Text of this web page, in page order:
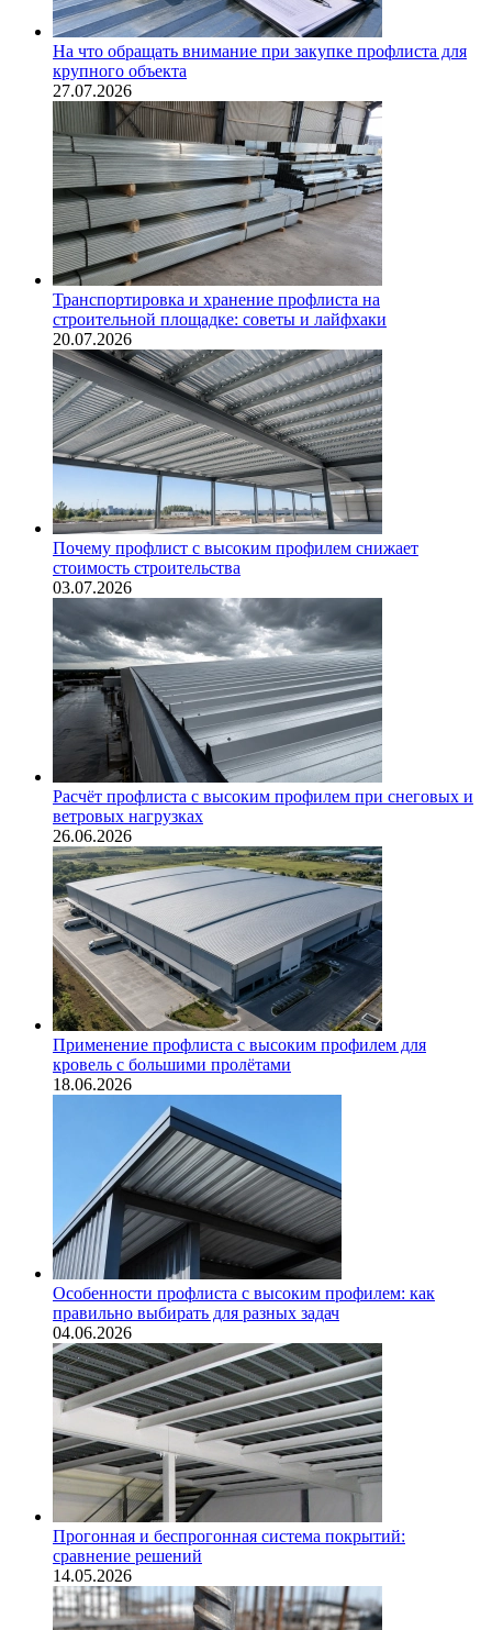
На что обращать внимание при закупке профлиста для
крупного объекта
27.07.2026
Транспортировка и хранение профлиста на
строительной площадке: советы и лайфхаки
20.07.2026
Почему профлист с высоким профилем снижает
стоимость строительства
03.07.2026
Расчёт профлиста с высоким профилем при снеговых и
ветровых нагрузках
26.06.2026
Применение профлиста с высоким профилем для
кровель с большими пролётами
18.06.2026
Особенности профлиста с высоким профилем: как
правильно выбирать для разных задач
04.06.2026
Прогонная и беспрогонная система покрытий:
сравнение решений
14.05.2026